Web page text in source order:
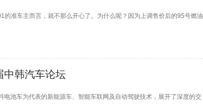
准车主而言，就不那么开心了。为什么呢？因为上调售价后的95号燃油
中韩汽车论坛
池车为代表的新能源车、智能车联网及自动驾驶技术，展开了深度的交